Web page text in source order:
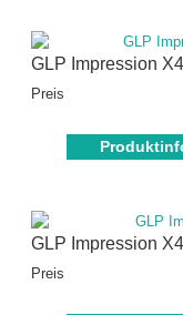
GLP Impression
Preis
GLP Impression
Preis